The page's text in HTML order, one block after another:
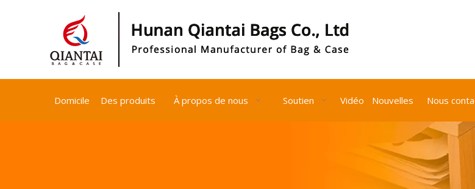
Domicile Des produits À propos de nous Soutien Vidéo Nouvelles Nous